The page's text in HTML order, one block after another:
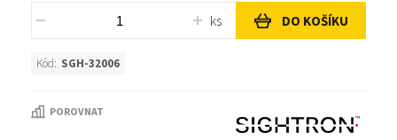
ks DO KOŠÍKU
Kód: SGH-32006
POROVNAT